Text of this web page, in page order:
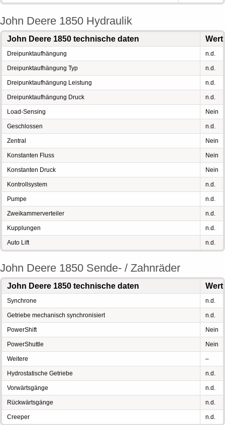
John Deere 1850 Hydraulik
John Deere 1850 technische daten Wert
Dreipunktaufhängung n.d.
Dreipunktaufhängung Typ n.d.
Dreipunktaufhängung Leistung n.d.
Dreipunktaufhängung Druck n.d.
Load-Sensing Nein
Geschlossen n.d.
Zentral Nein
Konstanten Fluss Nein
Konstanten Druck Nein
Kontrollsystem n.d.
Pumpe n.d.
Zweikammerverteiler n.d.
Kupplungen n.d.
Auto Lift n.d.
John Deere 1850 Sende- / Zahnräder
John Deere 1850 technische daten Wert
Synchrone n.d.
Getriebe mechanisch synchronisiert n.d.
PowerShift Nein
PowerShuttle Nein
Weitere –
Hydrostatische Getriebe n.d.
Vorwärtsgänge n.d.
Rückwärtsgänge n.d.
Creeper n.d.